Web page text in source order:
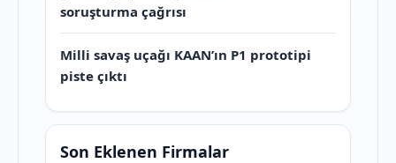
soruşturma çağrısı
Milli savaş uçağı KAAN’ın P1 prototipi
piste çıktı
Son Eklenen Firmalar